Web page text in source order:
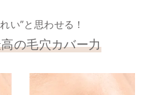
い”と思わせる！
の毛穴カバー力